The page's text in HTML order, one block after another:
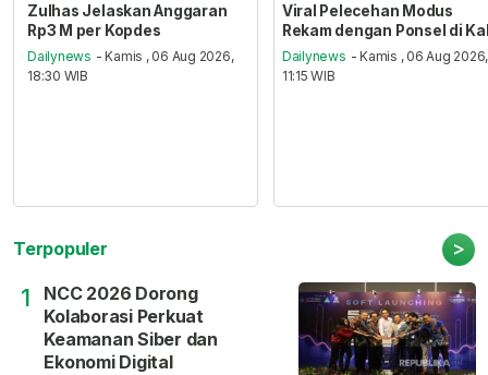
Zulhas Jelaskan Anggaran
Rp3 M per Kopdes
Dailynews - Kamis , 06 Aug 2026,
18:30 WIB
Viral Pelecehan Modus
Rekam dengan Ponsel di
Dailynews - Kamis , 06 Aug 2026,
11:15 WIB
Terpopuler >
1
NCC 2026 Dorong
Kolaborasi Perkuat
Keamanan Siber dan
Ekonomi Digital